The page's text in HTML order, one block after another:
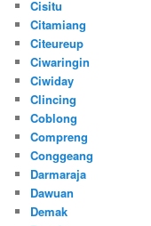
Cisitu
Citamiang
Citeureup
Ciwaringin
Ciwiday
Clincing
Coblong
Compreng
Conggeang
Darmaraja
Dawuan
Demak